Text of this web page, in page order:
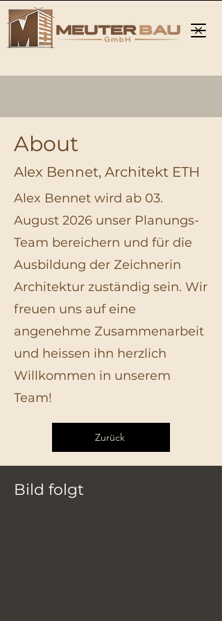
About
Alex Bennet, Architekt ETH
Alex Bennet wird ab 03.
August 2026 unser Planungs-
Team bereichern und für die
Ausbildung der Zeichnerin
Architektur zuständig sein. Wir
freuen uns auf eine
angenehme Zusammenarbeit
und heissen ihn herzlich
Willkommen in unserem
Team!
Zurück
Bild folgt